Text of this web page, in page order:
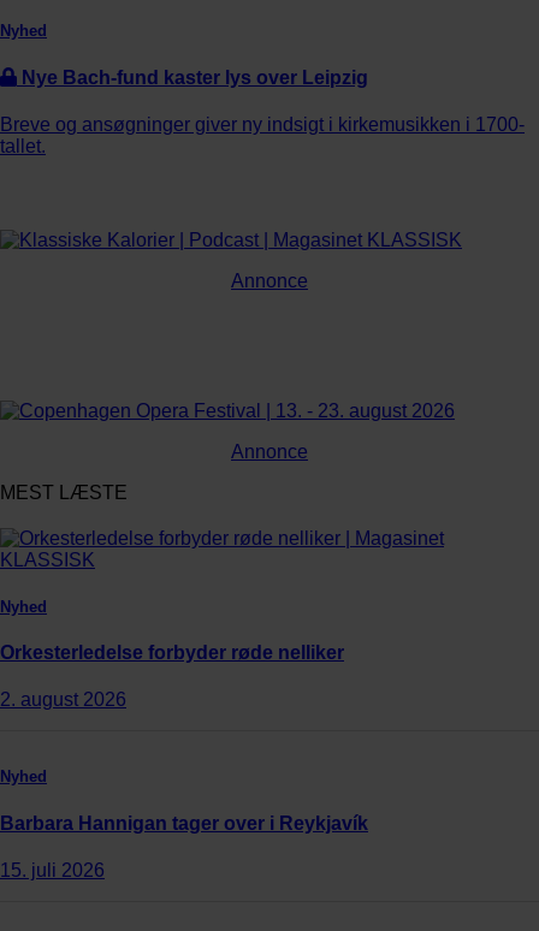
Nyhed
Nye Bach-fund kaster lys over Leipzig
Breve og ansøgninger giver ny indsigt i kirkemusikken i 1700-
tallet.
Annonce
Annonce
MEST LÆSTE
Nyhed
Orkesterledelse forbyder røde nelliker
2. august 2026
Nyhed
Barbara Hannigan tager over i Reykjavík
15. juli 2026